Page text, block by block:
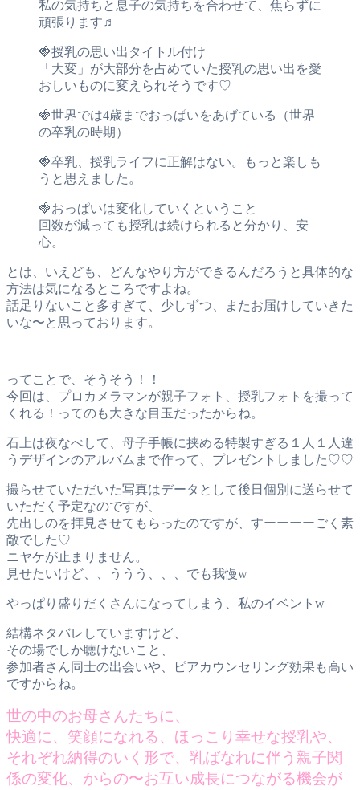
私の気持ちと息子の気持ちを合わせて、焦らずに
頑張ります♬
🍓授乳の思い出タイトル付け
「大変」が大部分を占めていた授乳の思い出を愛
おしいものに変えられそうです♡
🍓世界では4歳までおっぱいをあげている（世界
の卒乳の時期）
🍓卒乳、授乳ライフに正解はない。もっと楽しも
うと思えました。
🍓おっぱいは変化していくということ
回数が減っても授乳は続けられると分かり、安
心。
とは、いえども、どんなやり方ができるんだろうと具体的な
方法は気になるところですよね。
話足りないこと多すぎて、少しずつ、またお届けしていきた
いな〜と思っております。
ってことで、そうそう！！
今回は、プロカメラマンが親子フォト、授乳フォトを撮って
くれる！ってのも大きな目玉だったからね。
石上は夜なべして、母子手帳に挟める特製すぎる１人１人違
うデザインのアルバムまで作って、プレゼントしました♡♡
撮らせていただいた写真はデータとして後日個別に送らせて
いただく予定なのですが、
先出しのを拝見させてもらったのですが、すーーーーごく素
敵でした♡
ニヤケが止まりません。
見せたいけど、、ううう、、、でも我慢w
やっぱり盛りだくさんになってしまう、私のイベントw
結構ネタバレしていますけど、
その場でしか聴けないこと、
参加者さん同士の出会いや、ピアカウンセリング効果も高い
ですからね。
世の中のお母さんたちに、
快適に、笑顔になれる、ほっこり幸せな授乳や、
それぞれ納得のいく形で、乳ばなれに伴う親子関
係の変化、からの〜お互い成長につながる機会が